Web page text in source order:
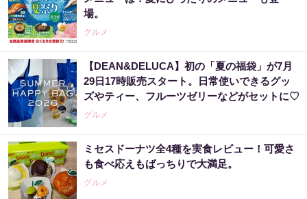
場。
グルメ
【DEAN&DELUCA】初の「夏の福袋」が7月
29日17時販売スタート。日常使いできるグッ
ズやティー、フルーツゼリーなどがセットに♡
グルメ
ミセスドーナツ全4種を実食レビュー！可愛さ
も食べ応えもばっちりで大満足。
グルメ